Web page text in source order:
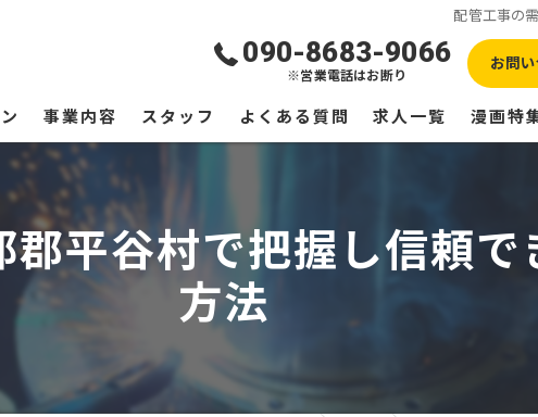
配管工事の
090-8683-9066
※営業電話はお断り
お問
事業内容 スタッフ よくある質問 求人一覧 漫画特
平谷村で把握し信頼で
方法